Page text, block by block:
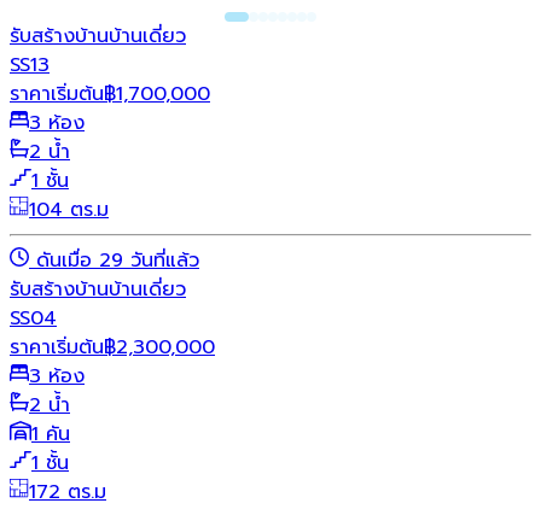
รับสร้างบ้านบ้านเดี่ยว
SS13
ราคาเริ่มต้น฿1,700,000
3 ห้อง
2 น้ำ
1 ชั้น
104 ตร.ม
ดันเมื่อ 29 วันที่แล้ว
รับสร้างบ้านบ้านเดี่ยว
SS04
ราคาเริ่มต้น฿2,300,000
3 ห้อง
2 น้ำ
1 คัน
1 ชั้น
172 ตร.ม